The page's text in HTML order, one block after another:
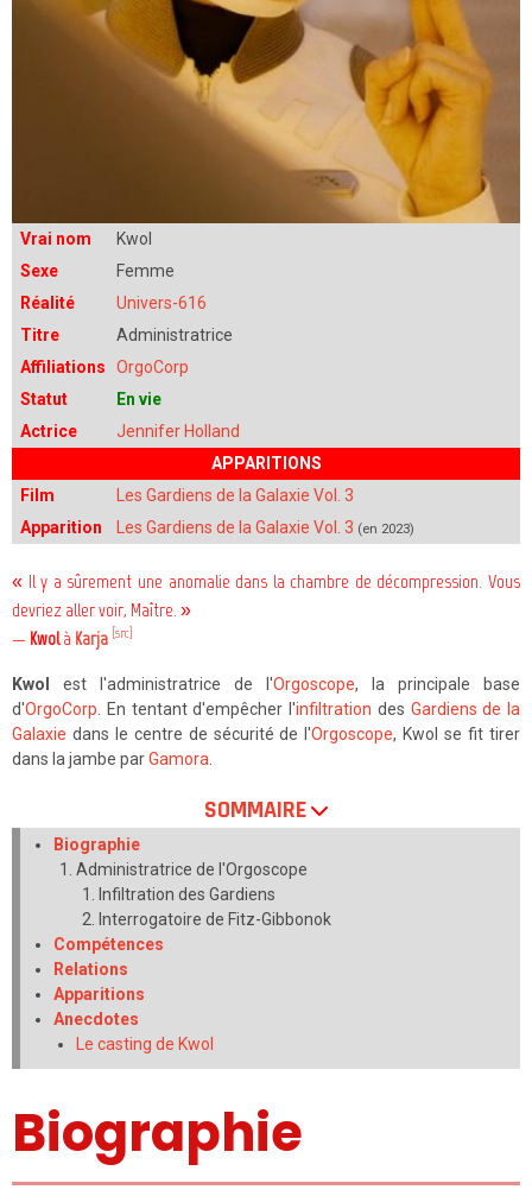
Vrai nom
Kwol
Sexe
Femme
Réalité
Univers-616
Titre
Administratrice
Affiliations
OrgoCorp
Statut
En vie
Actrice
Jennifer Holland
APPARITIONS
Film
Les Gardiens de la Galaxie Vol. 3
Apparition
Les Gardiens de la Galaxie Vol. 3 (en 2023)
« Il y a sûrement une anomalie dans la chambre de décompression. Vous
devriez aller voir, Maître. »
— Kwolà Karja [src]
Kwol est l'administratrice de l'Orgoscope, la principale base
d'OrgoCorp . En tentant d'empêcher l'infiltration des Gardiens de la
Galaxie dans le centre de sécurité de l'Orgoscope, Kwol se fit tirer
dans la jambe parGamora
SOMMAIRE
Biographie
Administratrice de l'Orgoscope
Infiltration des Gardiens
Interrogatoire de Fitz-Gibbonok
Compétences
Relations
Apparitions
Anecdotes
Le casting de Kwol
Biographie